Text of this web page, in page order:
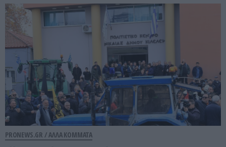
PRONEWS.GR /ΑΛΛΑ ΚΟΜΜΑΤΑ